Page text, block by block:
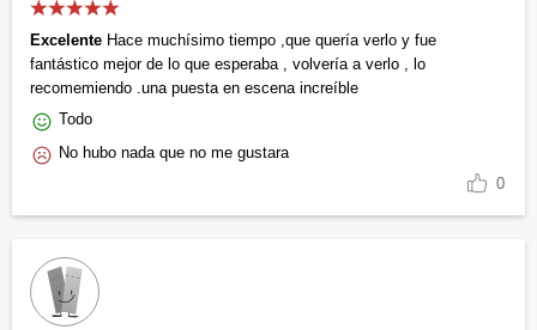
Excelente Hace muchísimo tiempo ,que quería verlo y fue
fantástico mejor de lo que esperaba , volvería a verlo , lo
recomemiendo .una puesta en escena increíble
Todo
No hubo nada que no me gustara
0